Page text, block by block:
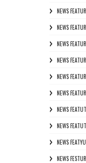
NEWS
NEWS
NEWS
NEWS
NEWS
NEWS
NEWS
NEWS
NEWS
NEWS